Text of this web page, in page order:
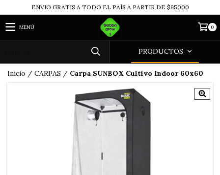
ENVIO GRATIS A TODO EL PAÍS A PARTIR DE $95000
MENÚ 0
PRODUCTOS
Inicio / CARPAS / Carpa SUNBOX Cultivo Indoor 60x60